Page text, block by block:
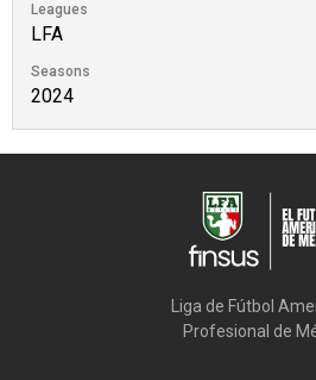
Leagues
LFA
Seasons
2024
Liga de Fútbol
Profesional de